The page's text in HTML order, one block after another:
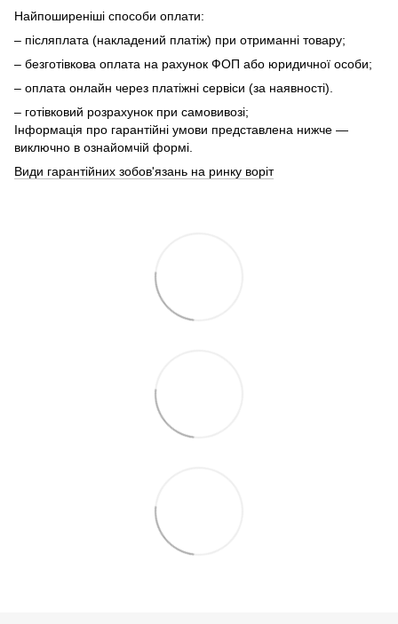
Найпоширеніші способи оплати:
– післяплата (накладений платіж) при отриманні товару;
– безготівкова оплата на рахунок ФОП або юридичної особи;
– оплата онлайн через платіжні сервіси (за наявності).
– готівковий розрахунок при самовивозі;
Інформація про гарантійні умови представлена нижче —
виключно в ознайомчій формі.
Види гарантійних зобов'язань на ринку воріт